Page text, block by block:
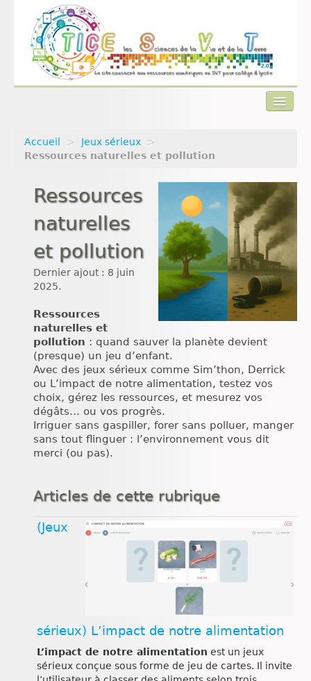
Actualités
Accueil > Jeux sérieux
>
Ressources naturelles et pollution
Ressources
naturelles
et pollution
Dernier ajout : 8 juin
2025.
Ressources
naturelles et
pollution : quand sauver la planète devient
(presque) un jeu d’enfant.
Avec des jeux sérieux comme Sim’thon, Derrick
ou L’impact de notre alimentation, testez vos
choix, gérez les ressources, et mesurez vos
dégâts… ou vos progrès.
Irriguer sans gaspiller, forer sans polluer, manger
sans tout flinguer : l’environnement vous dit
merci (ou pas).
Articles de cette rubrique
(Jeux
sérieux) L’impact de notre alimentation
L’impact de notre alimentation est un jeux
sérieux conçue sous forme de jeu de cartes. Il invite